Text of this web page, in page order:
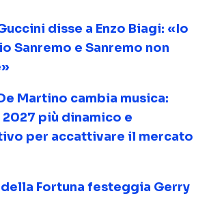
disse a Enzo Biagi: «Io
Sanremo e Sanremo non
Martino cambia musica:
2027 più dinamico e
per accattivare il mercato
della Fortuna festeggia Gerry